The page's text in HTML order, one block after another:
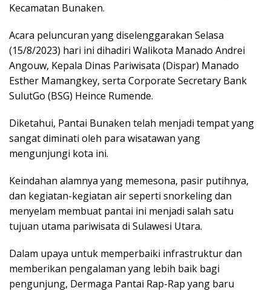
Kecamatan Bunaken.
Acara peluncuran yang diselenggarakan Selasa
(15/8/2023) hari ini dihadiri Walikota Manado Andrei
Angouw, Kepala Dinas Pariwisata (Dispar) Manado
Esther Mamangkey, serta Corporate Secretary Bank
SulutGo (BSG) Heince Rumende.
Diketahui, Pantai Bunaken telah menjadi tempat yang
sangat diminati oleh para wisatawan yang
mengunjungi kota ini.
Keindahan alamnya yang memesona, pasir putihnya,
dan kegiatan-kegiatan air seperti snorkeling dan
menyelam membuat pantai ini menjadi salah satu
tujuan utama pariwisata di Sulawesi Utara.
Dalam upaya untuk memperbaiki infrastruktur dan
memberikan pengalaman yang lebih baik bagi
pengunjung, Dermaga Pantai Rap-Rap yang baru